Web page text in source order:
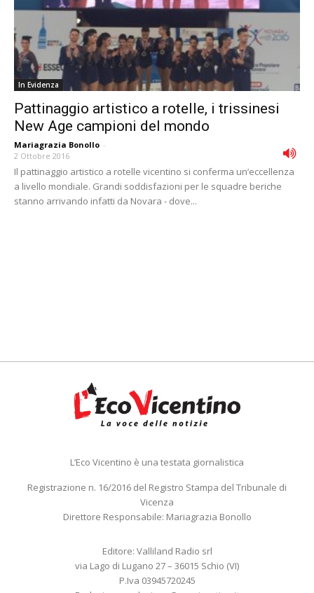
In Evidenza
Pattinaggio artistico a rotelle, i trissinesi
New Age campioni del mondo
Mariagrazia Bonollo -
2 Ottobre 2016
Il pattinaggio artistico a rotelle vicentino si conferma un’eccellenza
a livello mondiale. Grandi soddisfazioni per le squadre beriche
stanno arrivando infatti da Novara - dove...
L’Eco Vicentino è una testata giornalistica
Registrazione n. 16/2016 del Registro Stampa del Tribunale di
Vicenza
Direttore Responsabile: Mariagrazia Bonollo
Editore: Valliland Radio srl
via Lago di Lugano 27 – 36015 Schio (VI)
P.Iva 03945720245